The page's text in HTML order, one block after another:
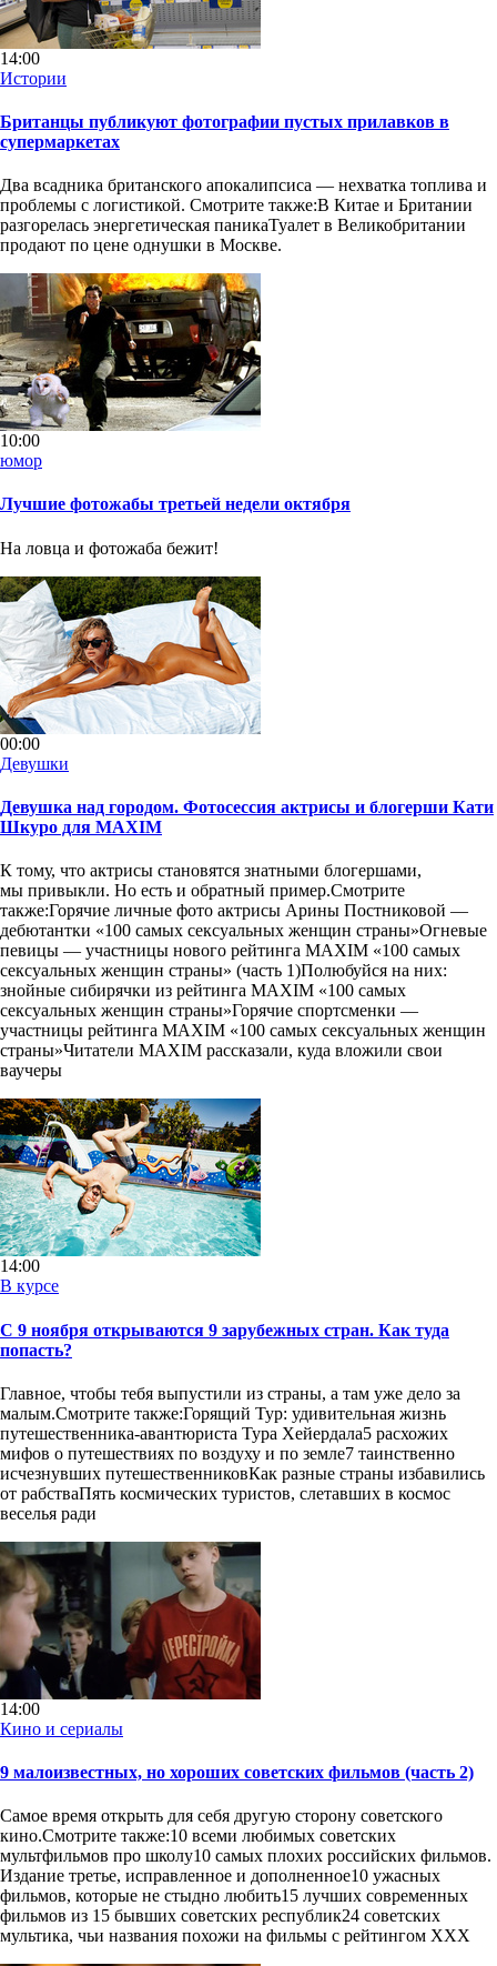
14:00
Истории
Британцы публикуют фотографии пустых прилавков в
супермаркетах
Два всадника британского апокалипсиса — нехватка топлива и
проблемы с логистикой. Смотрите также:В Китае и Британии
разгорелась энергетическая паникаТуалет в Великобритании
продают по цене однушки в Москве.
10:00
юмор
Лучшие фотожабы третьей недели октября
На ловца и фотожаба бежит!
00:00
Девушки
Девушка над городом. Фотосессия актрисы и блогерши Кати
Шкуро для MAXIM
К тому, что актрисы становятся знатными блогершами,
мы привыкли. Но есть и обратный пример.Смотрите
также:Горячие личные фото актрисы Арины Постниковой —
дебютантки «100 самых сексуальных женщин страны»Огневые
певицы — участницы нового рейтинга MAXIM «100 самых
сексуальных женщин страны» (часть 1)Полюбуйся на них:
знойные сибирячки из рейтинга MAXIM «100 самых
сексуальных женщин страны»Горячие спортсменки —
участницы рейтинга MAXIM «100 самых сексуальных женщин
страны»Читатели MAXIM рассказали, куда вложили свои
ваучеры
14:00
В курсе
С 9 ноября открываются 9 зарубежных стран. Как туда
попасть?
Главное, чтобы тебя выпустили из страны, а там уже дело за
малым.Смотрите также:Горящий Тур: удивительная жизнь
путешественника-авантюриста Тура Хейердала5 расхожих
мифов о путешествиях по воздуху и по земле7 таинственно
исчезнувших путешественниковКак разные страны избавились
от рабстваПять космических туристов, слетавших в космос
веселья ради
14:00
Кино и сериалы
9 малоизвестных, но хороших советских фильмов (часть 2)
Самое время открыть для себя другую сторону советского
кино.Смотрите также:10 всеми любимых советских
мультфильмов про школу10 самых плохих российских фильмов.
Издание третье, исправленное и дополненное10 ужасных
фильмов, которые не стыдно любить15 лучших современных
фильмов из 15 бывших советских республик24 советских
мультика, чьи названия похожи на фильмы с рейтингом XXX